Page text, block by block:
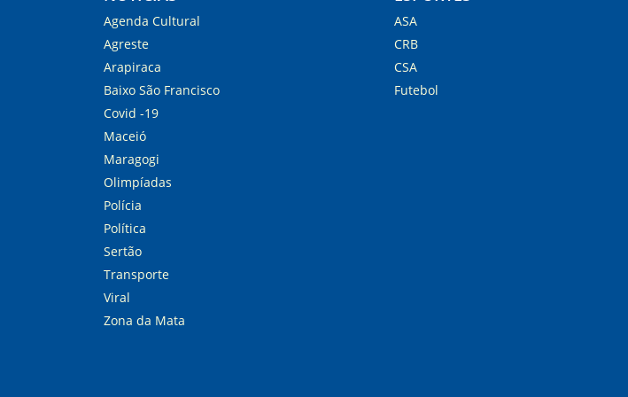
Agenda Cultural
Agreste
Arapiraca
Baixo São Francisco
Covid -19
Maceió
Maragogi
Olimpíadas
Polícia
Política
Sertão
Transporte
Viral
Zona da Mata
ASA
CRB
CSA
Futebol